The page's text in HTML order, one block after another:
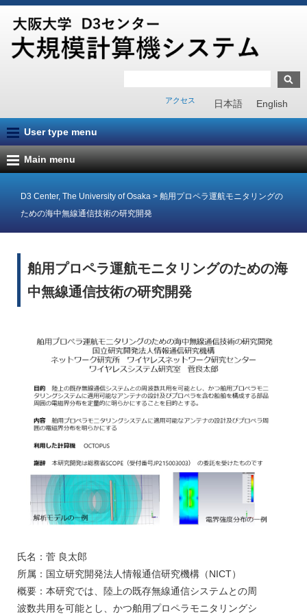
日本語 English
アクセス
User type menu
Main menu
D3 Center, The University of Osaka > 舶用プロペラ運航モニタリングの
ための海中無線通信技術の研究開発
舶用プロペラ運航モニタリングのための海
中無線通信技術の研究開発
氏名：菅 良太郎
所属：国立研究開発法人情報通信研究機構（NICT）
概要：本研究では、陸上の既存無線通信システムとの周
波数共用を可能とし、かつ舶用プロペラモニタリングシ